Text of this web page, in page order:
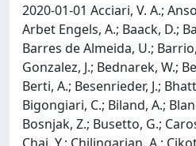
2020-01-01 Acciari, V. A.;
Arbet Engels, A.; Baack, D.;
Barres de Almeida, U.;
Gonzalez, J.; Bednarek, W.;
Berti, A.; Besenrieder, J.;
Bigongiari, C.; Biland, A.;
Bosnjak, Z.; Busetto, G.;